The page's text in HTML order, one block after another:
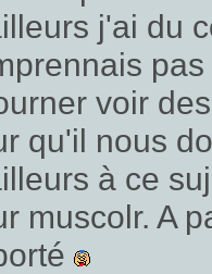
j'ai du
voir
qu'il nous
à ce
muscolr. A